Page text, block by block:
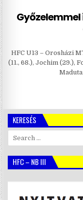
HFC U13 – Orosházi
(11., 68.), Jochim (29.),
KERESÉS
Search
for:
HFC – NB III